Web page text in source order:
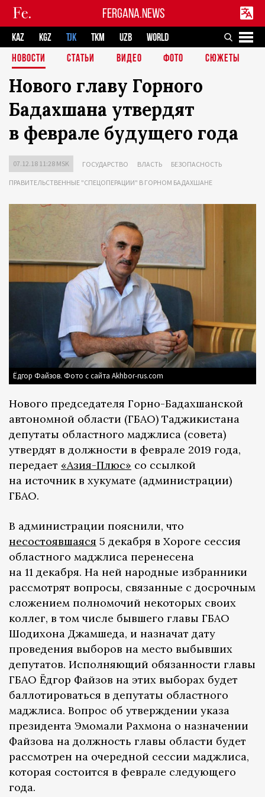
FERGANA.NEWS
KAZ KGZ TJK TKM UZB
WORLD
НОВОСТИ
СТАТЬИ ВИДЕО ФОТО СЮЖЕТЫ
Нового главу Горного
Бадахшана утвердят
в феврале будущего года
07.12.18 11:28 MSK ГОСУДАРСТВО ВЛАСТЬ БЕЗОПАСНОСТЬ
ПРАВИТЕЛЬСТВЕННЫЕ "СПЕЦОПЕРАЦИИ" В ГОРНОМ БАДАХШАНЕ
Ёдгор Файзов. Фото с сайта Akhbor-rus.com
Нового председателя Горно-Бадахшанской
автономной области (ГБАО) Таджикистана
депутаты областного маджлиса (совета)
утвердят в должности в феврале 2019 года,
передает «Азия-Плюс» со ссылкой
на источник в хукумате (администрации)
ГБАО.
В администрации пояснили, что
несостоявшаяся 5 декабря в Хороге сессия
областного маджлиса перенесена
на 11 декабря. На ней народные избранники
рассмотрят вопросы, связанные с досрочным
сложением полномочий некоторых своих
коллег, в том числе бывшего главы ГБАО
Шодихона Джамшеда, и назначат дату
проведения выборов на место выбывших
депутатов. Исполняющий обязанности главы
ГБАО Ёдгор Файзов на этих выборах будет
баллотироваться в депутаты областного
маджлиса. Вопрос об утверждении указа
президента Эмомали Рахмона о назначении
Файзова на должность главы области будет
рассмотрен на очередной сессии маджлиса,
которая состоится в феврале следующего
года.